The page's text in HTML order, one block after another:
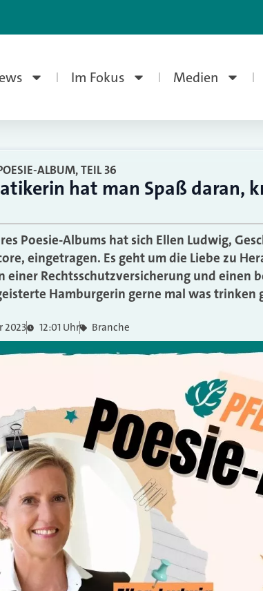
Im Fokus Medien
ALBUM, TEIL 36
hat man Spaß daran,
Poesie-Albums hat sich Ellen Ludwig,
eingetragen. Es geht um die Liebe zu
einer Rechtsschutzversicherung und einen
Hamburgerin gerne mal was trinken
2023 12:01 Uhr Branche